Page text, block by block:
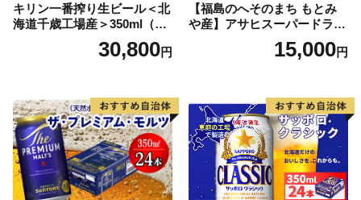
キリン一番搾り生ビール＜北
海道千歳工場産＞350ml（24
30,800円
【福島のへそのまち もとみ
や産】アサヒスーパードライ
350ml×24本 合計8.4L 1ケー
ス アルコール度数5% 缶ビー
口 送料無料 カメイ 本宮市
【07214-0206】
15,000円